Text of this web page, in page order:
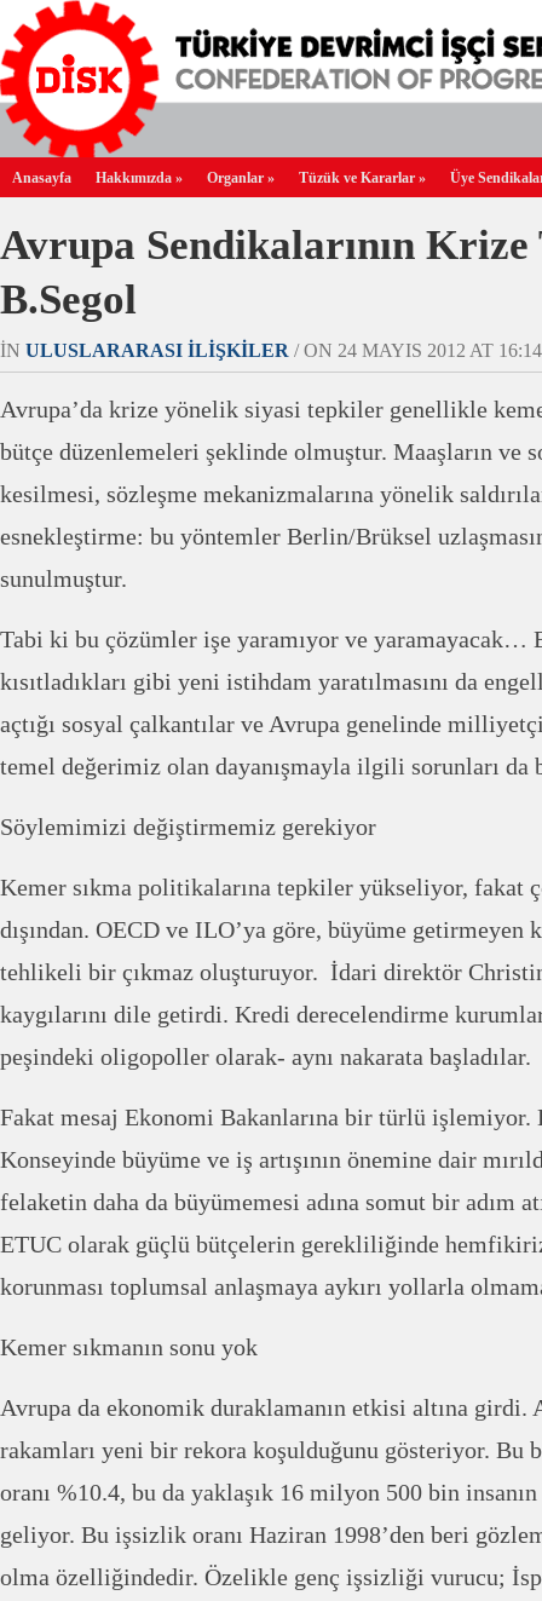
Anasayfa Hakkımızda » Organlar » Tüzük ve Kararlar » Üye
Avrupa Sendikalarının Krize
B.Segol
IN ULUSLARARASI İLIŞKILER / ON 24 MAYIS 2012 AT
Avrupa’da krize yönelik siyasi tepkiler genellikle
bütçe düzenlemeleri şeklinde olmuştur. Maaşların ve
kesilmesi, sözleşme mekanizmalarına yönelik
esnekleştirme: bu yöntemler Berlin/Brüksel
sunulmuştur.
Tabi ki bu çözümler işe yaramıyor ve
kısıtladıkları gibi yeni istihdam yaratılmasını da
açtığı sosyal çalkantılar ve Avrupa genelinde
temel değerimiz olan dayanışmayla ilgili sorunları da
Söylemimizi değiştirmemiz gerekiyor
Kemer sıkma politikalarına tepkiler yükseliyor, fakat
dışından. OECD ve ILO’ya göre, büyüme getirmeyen
tehlikeli bir çıkmaz oluşturuyor. İdari direktör
kaygılarını dile getirdi. Kredi derecelendirme
peşindeki oligopoller olarak- aynı nakarata başladılar.
Fakat mesaj Ekonomi Bakanlarına bir türlü işlemiyor.
Konseyinde büyüme ve iş artışının önemine dair
felaketin daha da büyümemesi adına somut bir adım
ETUC olarak güçlü bütçelerin gerekliliğinde
korunması toplumsal anlaşmaya aykırı yollarla
Kemer sıkmanın sonu yok
Avrupa da ekonomik duraklamanın etkisi altına
rakamları yeni bir rekora koşulduğunu gösteriyor. Bu
oranı %10.4, bu da yaklaşık 16 milyon 500 bin
geliyor. Bu işsizlik oranı Haziran 1998’den beri
olma özelliğindedir. Özelikle genç işsizliği vurucu;